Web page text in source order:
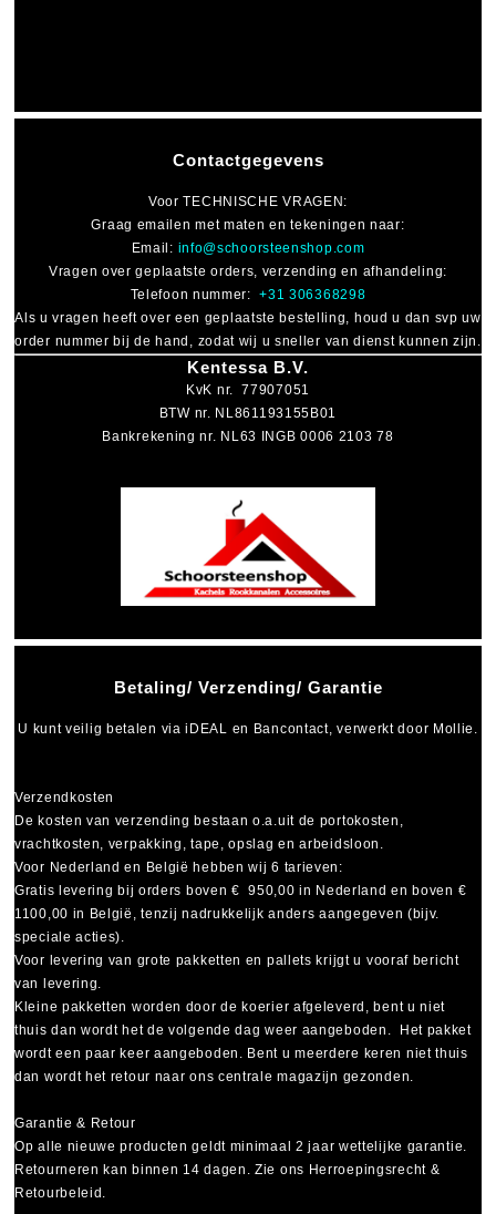
Betaling/ Verzending/ Garantie
U kunt veilig betalen viaiDEAL en Bancontact, verwerkt door Mollie.
Verzendkosten
De kosten van verzending bestaan o.a.uit de portokosten,
vrachtkosten, verpakking, tape, opslag en arbeidsloon.
Voor Nederland en België hebben wij 6 tarieven:
Gratis levering bij orders boven € 950,00 in Nederland en boven €
1100,00 in België, tenzij nadrukkelijk anders aangegeven (bijv.
speciale acties).
Voor levering van grote pakketten en pallets krijgt u vooraf bericht
van levering.
Kleine pakketten worden door de koerier afgeleverd, bent u niet
thuis dan wordt het de volgende dag weer aangeboden. Het pakket
wordt een paar keer aangeboden. Bent u meerdere keren niet thuis
dan wordt het retour naar ons centrale magazijn gezonden.
Garantie & Retour
Op alle nieuwe producten geldt minimaal2 jaar wettelijke garantie
Retourneren kan binnen 14 dagen. Zie ons Herroepingsrecht &
Retourbeleid.
Contactgegevens
VoorTECHNISCHE VRAGEN :
Graag emailen met maten en tekeningen naar:
Email: info@schoorsteenshop.com
Vragen over geplaatste orders, verzending en afhandeling:
Telefoon nummer:+31 306368298
Als u vragen heeft over een geplaatste bestelling, houd u dan svp uw
order nummer bij de hand, zodat wij u sneller van dienst kunnen zijn.
Kentessa B.V.
KvK nr. 77907051
BTW nr. NL861193155B01
Bankrekening nr. NL63 INGB 0006 2103 78